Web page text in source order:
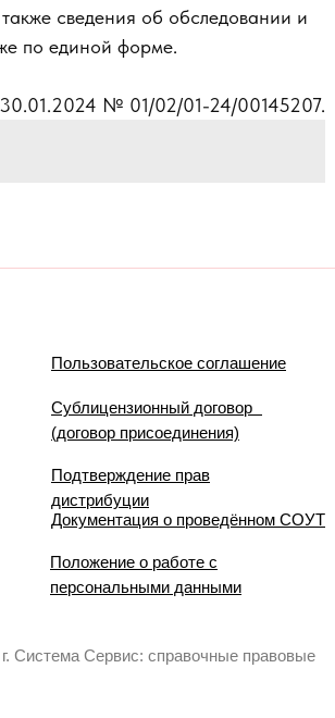
сведения об обследовании и
по единой форме.
№ 01/02/01-24/00145207.
Пользовательское соглашение
Сублицензионный договор
(договор присоединения)
Подтверждение прав
дистрибуции
Документация о проведённом СОУТ
Положение о работе с
персональными данными
Система Сервис: справочные правовые